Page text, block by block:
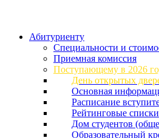
Абитуриенту
Специальности и
Приемная комиссия
Поступающему в 2026
День открытых
Основная
Расписание
Рейтинговые списки
Дом студентов
Образовательный